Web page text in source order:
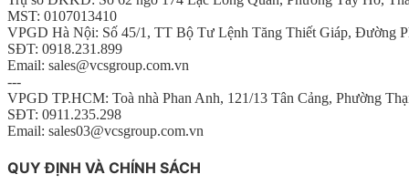
MST: 0107013410
VPGD Hà Nội: Số 45/1, TT Bộ Tư Lệnh Tăng Thiết Giáp, Đường
SĐT: 0918.231.899
Email: sales@vcsgroup.com.vn
---
VPGD TP.HCM: Toà nhà Phan Anh, 121/13 Tân Cảng, Phường
SĐT: 0911.235.298
Email: sales03@vcsgroup.com.vn
QUY ĐỊNH VÀ CHÍNH SÁCH